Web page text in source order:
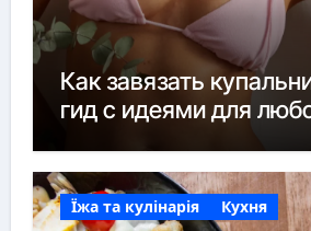
Как завязать
гид с идеями для
Їжа та кулінарія Кухня